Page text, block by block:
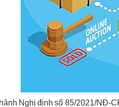
Nghị định số 85/2021/NĐ-